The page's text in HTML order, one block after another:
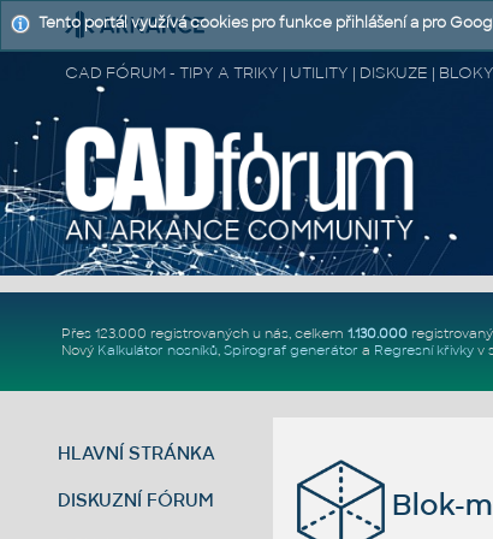
CAD FÓRUM - TIPY A TRIKY | UTILITY | DISKUZE |
Přes 123.000 registrovaných u nás, celkem 1.130.000
Nový Kalkulátor nosníků, Spirograf generátor a Regresní křivkyv
HLAVNÍ STRÁNKA
DISKUZNÍ FÓRUM Blok-
Tento portál využívá cookies pro funkce přihlášení a pro